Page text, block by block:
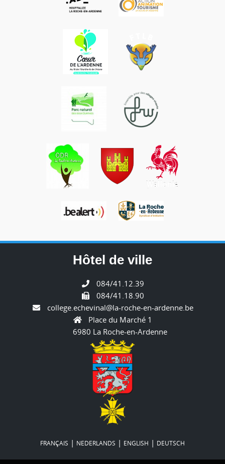
Hôtel de ville
084/41.12.39
084/41.18.90
college.echevinal@la-roche-en-ardenne.be
Place du Marché 1
6980 La Roche-en-Ardenne
FRANÇAIS | NEDERLANDS | ENGLISH | DEUTSCH